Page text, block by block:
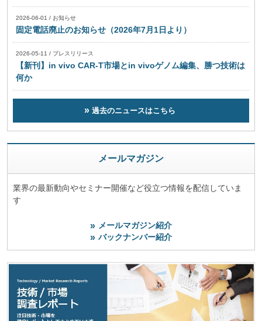
2026-06-01 / お知らせ
固定電話廃止のお知らせ（2026年7月1日より）
2026-05-11 / プレスリリース
【新刊】in vivo CAR-T市場とin vivoゲノム編集、勝つ技術は
何か
過去のニュースはこちら
メールマガジン
業界の最新動向やセミナー開催など役立つ情報を配信していま
す
メールマガジン紹介
バックナンバー紹介